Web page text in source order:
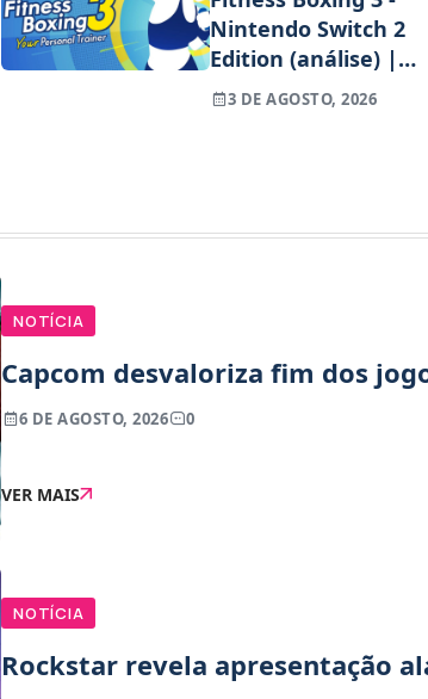
Nintendo Switch 2
Edition (análise) |
Treinos refinados,
3 DE AGOSTO, 2026
NOTÍCIA
Capcom desvaloriza fim dos
6 DE AGOSTO, 2026 0
VER MAIS
NOTÍCIA
Rockstar revela apresentação